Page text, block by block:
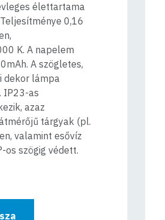
élettartama
0,16
K. A napelem
A szögletes,
dekor lámpa
IP23-as
azaz
tárgyak (pl.
valamint esővíz
os szögig védett.